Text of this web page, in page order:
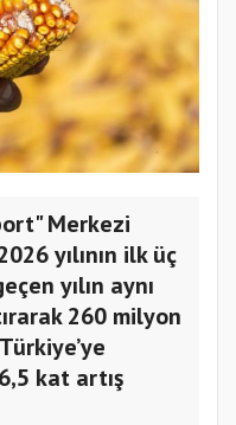
Merkezi
yılının ilk üç
yılın aynı
260 milyon
kat artış